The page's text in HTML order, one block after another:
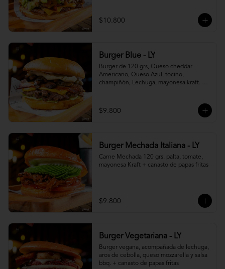
$10.800
Burger Blue - LY
Burger de 120 grs, Queso cheddar
Americano, Queso Azul, tocino,
champiñón, Lechuga, mayonesa kraft. +
$9.800
Burger Mechada Italiana - LY
Carne Mechada 120 grs. palta, tomate,
mayonesa Kraft + canasto de papas fritas
$9.800
Burger Vegetariana - LY
Burger vegana, acompañada de lechuga,
aros de cebolla, queso mozzarella y salsa
bbq. + canasto de papas fritas